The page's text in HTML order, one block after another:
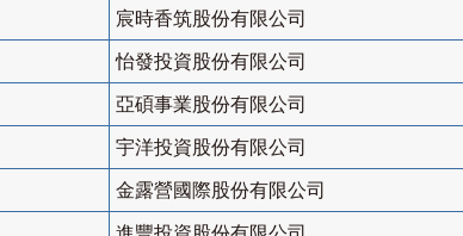
宸時香筑股份有限公司
怡發投資股份有限公司
亞碩事業股份有限公司
宇洋投資股份有限公司
金露營國際股份有限公司